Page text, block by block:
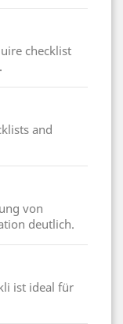
checklist
and
von
deutlich.
ist ideal für